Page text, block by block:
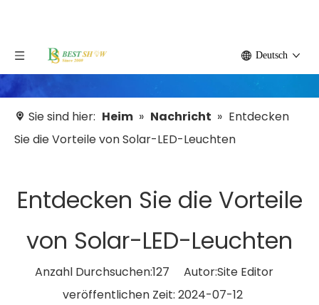
Deutsch
Sie sind hier: Heim » Nachricht » Entdecken
Sie die Vorteile von Solar-LED-Leuchten
Entdecken Sie die Vorteile
von Solar-LED-Leuchten
Anzahl Durchsuchen:127 Autor:Site Editor
veröffentlichen Zeit: 2024-07-12